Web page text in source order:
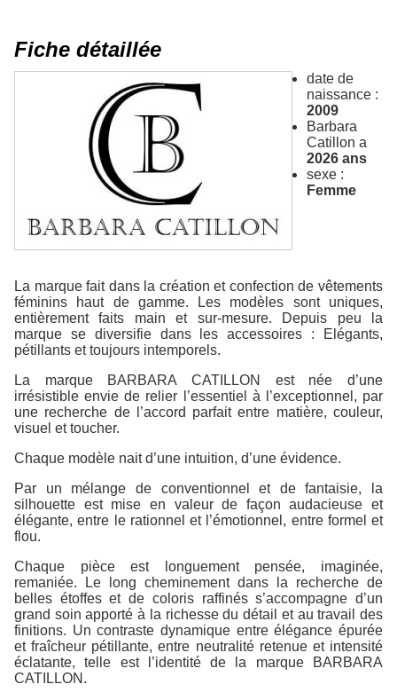
Fiche détaillée
date de
naissance :
2009
Barbara
Catillon a
2026 ans
sexe :
Femme
La marque fait dans la création et confection de vêtements
féminins haut de gamme. Les modèles sont uniques,
entièrement faits main et sur-mesure. Depuis peu la
marque se diversifie dans les accessoires : Elégants,
pétillants et toujours intemporels.
La marque BARBARA CATILLON est née d’une
irrésistible envie de relier l’essentiel à l’exceptionnel, par
une recherche de l’accord parfait entre matière, couleur,
visuel et toucher.
Chaque modèle nait d’une intuition, d’une évidence.
Par un mélange de conventionnel et de fantaisie, la
silhouette est mise en valeur de façon audacieuse et
élégante, entre le rationnel et l’émotionnel, entre formel et
flou.
Chaque pièce est longuement pensée, imaginée,
remaniée. Le long cheminement dans la recherche de
belles étoffes et de coloris raffinés s’accompagne d’un
grand soin apporté à la richesse du détail et au travail des
finitions. Un contraste dynamique entre élégance épurée
et fraîcheur pétillante, entre neutralité retenue et intensité
éclatante, telle est l’identité de la marque BARBARA
CATILLON.